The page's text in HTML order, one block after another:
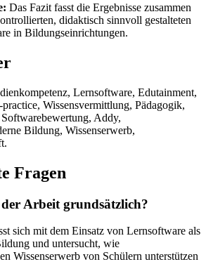
Das Fazit fasst die Ergebnisse zusammen
didaktisch sinnvoll gestalteten
in Bildungseinrichtungen.
Lernsoftware, Edutainment,
Wissensvermittlung, Pädagogik,
Addy,
Bildung, Wissenserwerb,
Fragen
Arbeit grundsätzlich?
sich mit dem Einsatz von Lernsoftware als
und untersucht, wie
Wissenserwerb von Schülern unterstützen